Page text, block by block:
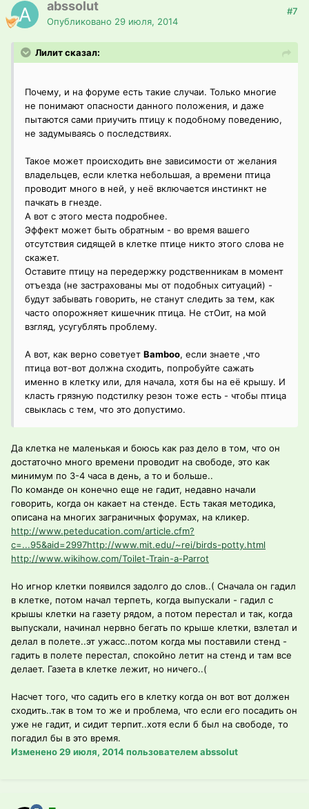
abssolut
Опубликовано 29 июля, 2014
#7
Лилит сказал:
Почему, и на форуме есть такие случаи. Только многие
не понимают опасности данного положения, и даже
пытаются сами приучить птицу к подобному поведению,
не задумываясь о последствиях.
Такое может происходить вне зависимости от желания
владельцев, если клетка небольшая, а времени птица
проводит много в ней, у неё включается инстинкт не
пачкать в гнезде.
А вот с этого места подробнее.
Эффект может быть обратным - во время вашего
отсутствия сидящей в клетке птице никто этого слова не
скажет.
Оставите птицу на передержку родственникам в момент
отъезда (не застрахованы мы от подобных ситуаций) -
будут забывать говорить, не станут следить за тем, как
часто опорожняет кишечник птица. Не стОит, на мой
взгляд, усугублять проблему.
А вот, как верно советует Bamboo, если знаете ,что
птица вот-вот должна сходить, попробуйте сажать
именно в клетку или, для начала, хотя бы на её крышу. И
класть грязную подстилку резон тоже есть - чтобы птица
свыклась с тем, что это допустимо.
Да клетка не маленькая и боюсь как раз дело в том, что он
достаточно много времени проводит на свободе, это как
минимум по 3-4 часа в день, а то и больше..
По команде он конечно еще не гадит, недавно начали
говорить, когда он какает на стенде. Есть такая методика,
описана на многих заграничных форумах, на кликер.
http://www.peteducation.com/article.cfm?
c=...95&aid=2997http://www.mit.edu/~rei/birds-potty.html
http://www.wikihow.com/Toilet-Train-a-Parrot
Но игнор клетки появился задолго до слов..( Сначала он гадил
в клетке, потом начал терпеть, когда выпускали - гадил с
крышы клетки на газету рядом, а потом перестал и так, когда
выпускали, начинал нервно бегать по крыше клетки, взлетал и
делал в полете..эт ужасс..потом когда мы поставили стенд -
гадить в полете перестал, спокойно летит на стенд и там все
делает. Газета в клетке лежит, но ничего..(
Насчет того, что садить его в клетку когда он вот вот должен
сходить..так в том то же и проблема, что если его посадить он
уже не гадит, и сидит терпит..хотя если б был на свободе, то
погадил бы в это время.
Изменено29 июля, 2014пользователем abssolut